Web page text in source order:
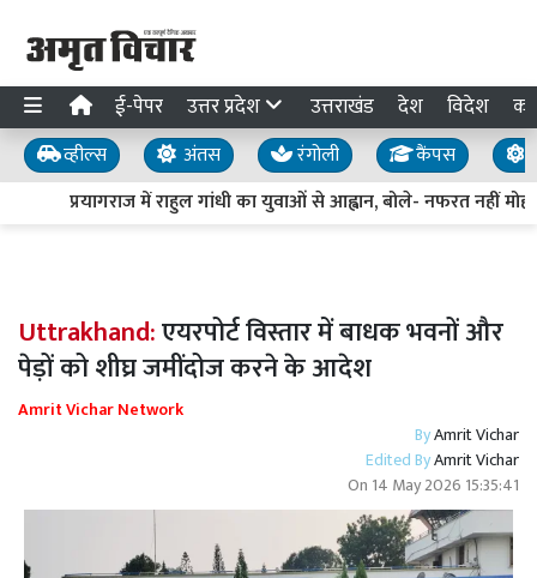
ई-पेपर उत्तर प्रदेश उत्तराखंड देश विदेश
व्हील्स अंतस रंगोली कैंपस
प्रयागराज में राहुल गांधी का युवाओं से आह्वान, बोले- नफरत नहीं
Uttrakhand:एयरपोर्ट विस्तार में बाधक भवनों और
पेड़ों को शीघ्र जमींदोज करने के आदेश
Amrit Vichar Network
ByAmrit Vichar
Edited ByAmrit Vichar
On 14 May 2026 15:35:41